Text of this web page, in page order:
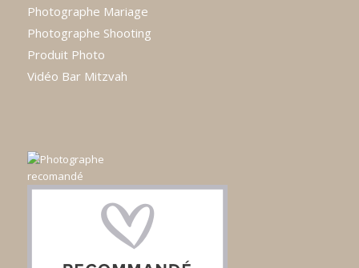
Photographe Mariage
Photographe Shooting
Produit Photo
Vidéo Bar Mitzvah